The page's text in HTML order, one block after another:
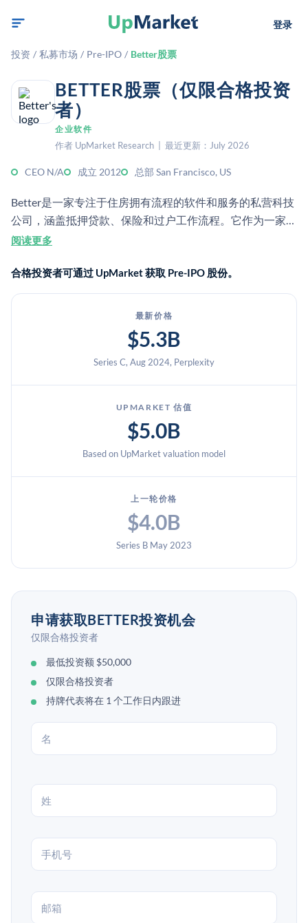
登录
投资 / 私募市场 / Pre-IPO / Better股票
BETTER股票（仅限合格投资
者）
企业软件
作者 UpMarket Research | 最近更新：July 2026
CEO N/A 成立 2012 总部 San Francisco, US
Better是一家专注于住房拥有流程的软件和服务的私营科技
公司，涵盖抵押贷款、保险和过户工作流程。它作为一家由
风险投资支持的金融科技/企业平台，为消费者和贷款机构
阅读更多
合格投资者可通过 UpMarket 获取 Pre-IPO 股份。
最新价格
$5.3B
Series C, Aug 2024, Perplexity
UPMARKET 估值
$5.0B
Based on UpMarket valuation model
上一轮价格
$4.0B
Series B May 2023
申请获取BETTER投资机会
仅限合格投资者
最低投资额 $50,000
仅限合格投资者
持牌代表将在 1 个工作日内跟进